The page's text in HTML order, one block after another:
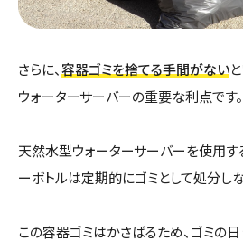
さらに、 容器ゴミを捨てる手間がない
ウォーターサーバーの重要な利点です。
天然水型ウォーターサーバーを使用す
ーボトルは定期的にゴミとして処分し
この容器ゴミはかさばるため、ゴミの